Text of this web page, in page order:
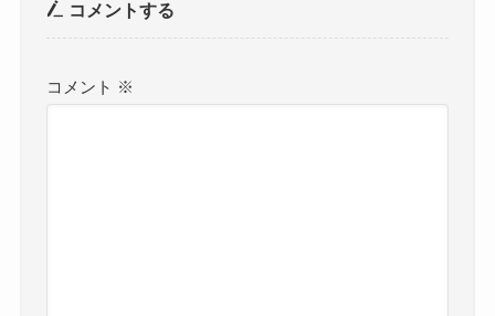
コメントする
コメント ※